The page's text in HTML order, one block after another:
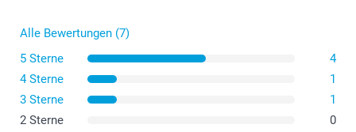
Alle Bewertungen (7)
5 Sterne
4
4 Sterne
1
3 Sterne
1
2 Sterne
0